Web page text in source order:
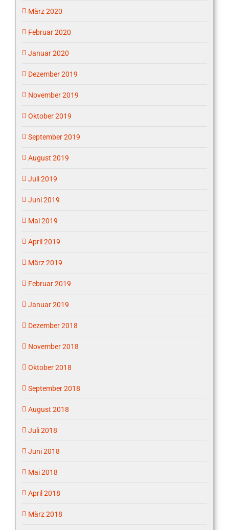
März 2020
Februar 2020
Januar 2020
Dezember 2019
November 2019
Oktober 2019
September 2019
August 2019
Juli 2019
Juni 2019
Mai 2019
April 2019
März 2019
Februar 2019
Januar 2019
Dezember 2018
November 2018
Oktober 2018
September 2018
August 2018
Juli 2018
Juni 2018
Mai 2018
April 2018
März 2018